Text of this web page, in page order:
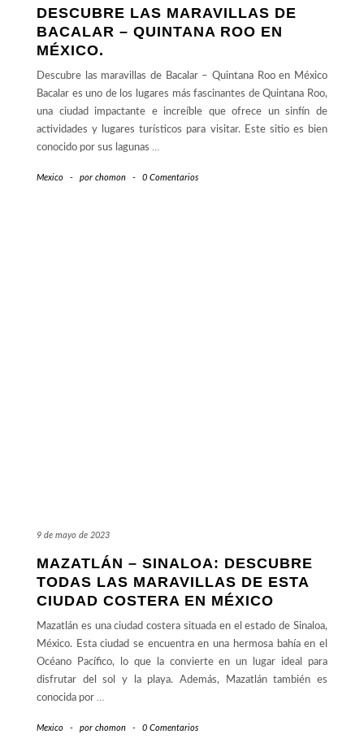
DESCUBRE LAS MARAVILLAS DE
BACALAR – QUINTANA ROO EN
MÉXICO.
Descubre las maravillas de Bacalar – Quintana Roo en México
Bacalar es uno de los lugares más fascinantes de Quintana Roo,
una ciudad impactante e increíble que ofrece un sinfín de
actividades y lugares turísticos para visitar. Este sitio es bien
conocido por sus lagunas …
Mexico - por chomon - 0 Comentarios
9 de mayo de 2023
MAZATLÁN – SINALOA: DESCUBRE
TODAS LAS MARAVILLAS DE ESTA
CIUDAD COSTERA EN MÉXICO
Mazatlán es una ciudad costera situada en el estado de Sinaloa,
México. Esta ciudad se encuentra en una hermosa bahía en el
Océano Pacífico, lo que la convierte en un lugar ideal para
disfrutar del sol y la playa. Además, Mazatlán también es
conocida por …
Mexico - por chomon - 0 Comentarios